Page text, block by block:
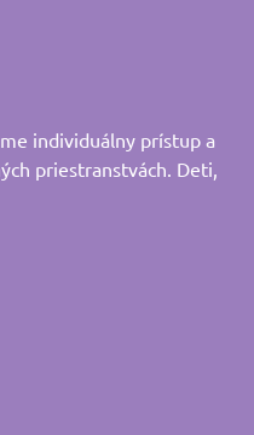
individuálny prístup a
priestranstvách. Deti,